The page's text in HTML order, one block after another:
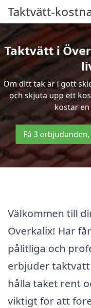
Taktvätt-
Taktvätt i
Om ditt tak är i gott
och skjuta upp ett
kostar
Få 3
Välkommen till
Överkalix! Här
pålitliga och
erbjuder
hålla taket rent
viktigt för att